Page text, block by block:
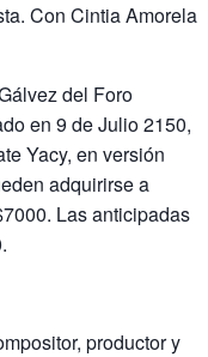
Con Cintia Amorela
del Foro
en 9 de Julio 2150,
Yacy, en versión
adquirirse a
Las anticipadas
productor y